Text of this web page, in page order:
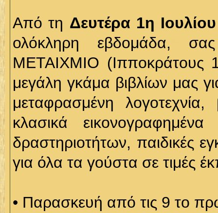
Από τη Δευτέρα 1η Ιουλίου
ολόκληρη εβδομάδα,
ΜΕΤΑΙΧΜΙΟ (Ιπποκράτους
μεγάλη γκάμα βιβλίων μας
μεταφρασμένη λογοτεχνία,
κλασικά
δραστηριοτήτων, παιδικές
για όλα τα γούστα σε τιμές
• Παρασκευή από τις 9 το